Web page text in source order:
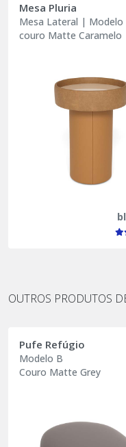
Mesa Pluria
Mesa Lateral | Modelo
couro Matte
OUTROS PRODUTOS
Pufe Refúgio
Modelo B
Couro Matte Grey